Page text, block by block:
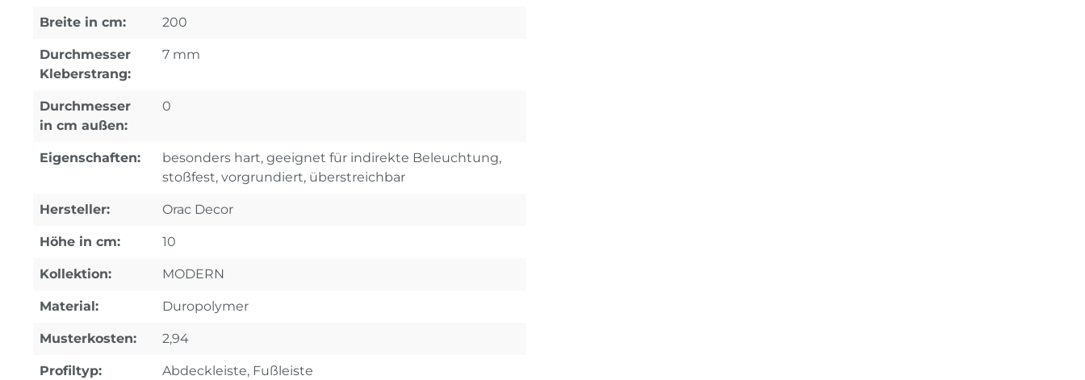
Breite in cm: 200
Durchmesser
Kleberstrang:
7 mm
Durchmesser
in cm außen:
0
Eigenschaften:
besonders hart, geeignet für indirekte Beleuchtung,
stoßfest, vorgrundiert, überstreichbar
Hersteller: Orac Decor
Höhe in cm: 10
Kollektion: MODERN
Material: Duropolymer
Musterkosten: 2,94
Profiltyp: Abdeckleiste, Fußleiste